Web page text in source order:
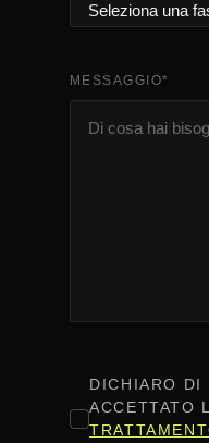
MESSAGGIO*
CONSENSO*
DICHIARO DI
ACCETTATO